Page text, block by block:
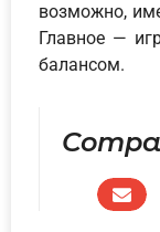
возможно,
Главное —
балансом.